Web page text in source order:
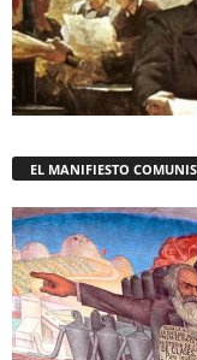
EL MANIFIESTO